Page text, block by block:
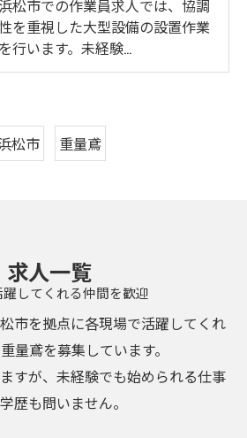
浜松市での作業員求人では、協調
を重視した大型設備の設置作業
を行います。未経験…
松市 重量鳶
求人一覧
してくれる仲間を歓迎
市を拠点に各現場で活躍してくれ
量鳶を募集しています。
すが、未経験でも始められる仕事
歴も問いません。